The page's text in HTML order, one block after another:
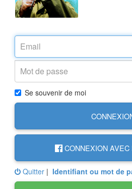
Se souvenir de moi
CONNEXION AVEC
Quitter | Identifiant ou mot de